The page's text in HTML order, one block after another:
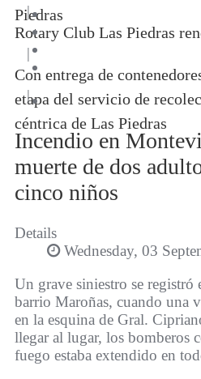
Piedras
|
Rotary Club Las Piedras
|
Con entrega de
etapa del servicio de
céntrica de Las Piedras
|
Incendio en
muerte de dos
cinco niños
Details
Wednesday, 03
Un grave siniestro se registró
barrio Maroñas, cuando una
en la esquina de Gral.
llegar al lugar, los bomberos
fuego estaba extendido en